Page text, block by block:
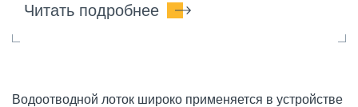
Читать подробнее
Водоотводной лоток широко применяется в устройстве